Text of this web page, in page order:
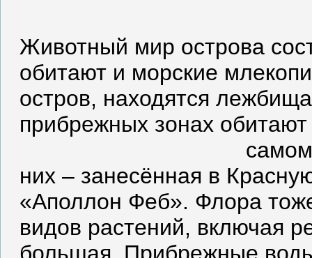
Животный мир острова
обитают и морские
остров, находятся
прибрежных зонах
них – занесённая в
«Аполлон Феб». Флора
видов растений, включая